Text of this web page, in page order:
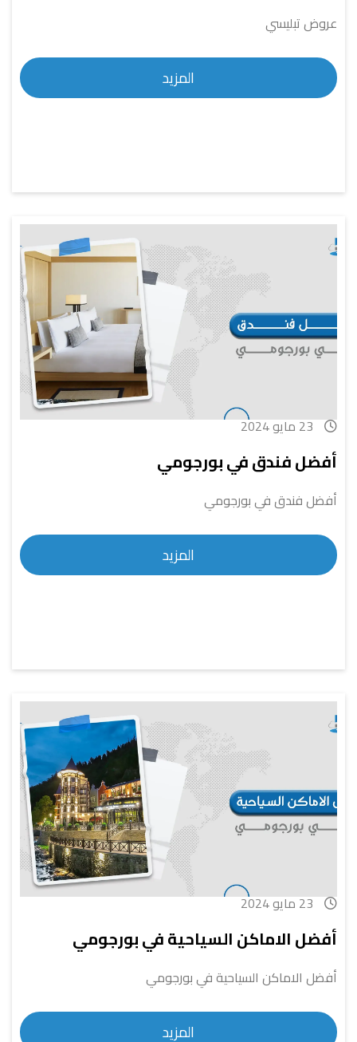
عروض تبليسي
المزيد
23 مايو 2024
أفضل فندق في بورجومي
أفضل فندق في بورجومي
المزيد
23 مايو 2024
أفضل الاماكن السياحية في بورجومي
أفضل الاماكن السياحية في بورجومي
المزيد